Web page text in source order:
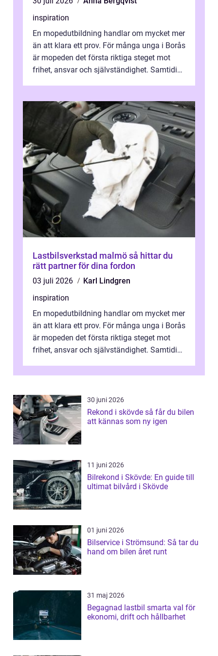
inspiration
En mopedutbildning handlar om mycket mer
än att klara ett prov. För många unga i Borås
är mopeden det första riktiga steget mot
frihet, ansvar och självständighet. Samtidigt
Lastbilsverkstad malmö så hittar du
rätt partner för dina fordon
03 juli 2026
Karl Lindgren
inspiration
En mopedutbildning handlar om mycket mer
än att klara ett prov. För många unga i Borås
är mopeden det första riktiga steget mot
frihet, ansvar och självständighet. Samtidigt
30 juni 2026
Rekond i skövde så får du bilen
att kännas som ny igen
11 juni 2026
Bilrekond i Skövde: En guide till
ultimat bilvård i Skövde
01 juni 2026
Bilservice i Strömsund: Så tar du
hand om bilen året runt
31 maj 2026
Begagnad lastbil smarta val för
ekonomi, drift och hållbarhet